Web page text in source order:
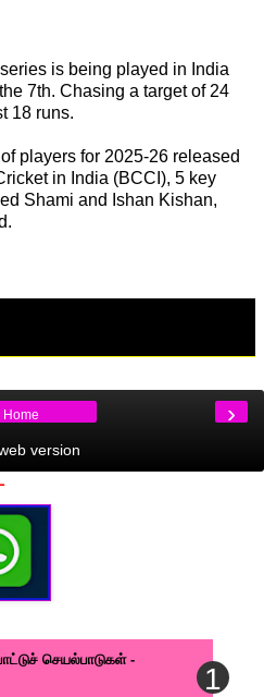
is being played in India
7th. Chasing a target of 24
18 runs.
players for 2025-26 released
in India (BCCI), 5 key
Shami and Ishan Kishan,
›
Home
version
செயல்பாடுகள் -